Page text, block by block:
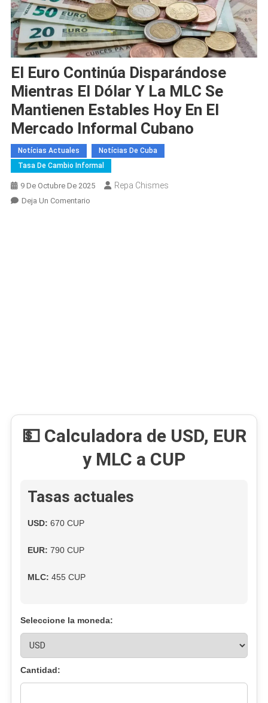
El Euro Continúa Disparándose
Mientras El Dólar Y La MLC Se
Mantienen Estables Hoy En El
Mercado Informal Cubano
Notícias Actuales
Notícias De Cuba
Tasa De Cambio Informal
9 De Octubre De 2025 Repa Chismes
Deja Un ComentarioEn
Mercado
Cubano
💵 Calculadora de USD, EUR
y MLC a CUP
Tasas actuales
USD: 670 CUP
EUR: 790 CUP
MLC: 455 CUP
Seleccione la moneda:
Cantidad: